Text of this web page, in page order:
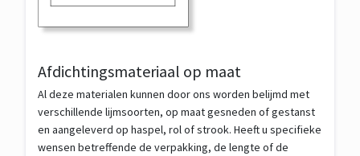
Afdichtingsmateriaal op maat
Al deze materialen kunnen door ons worden belijmd met
verschillende lijmsoorten, op maat gesneden of gestanst
en aangeleverd op haspel, rol of strook. Heeft u specifieke
wensen betreffende de verpakking, de lengte of de